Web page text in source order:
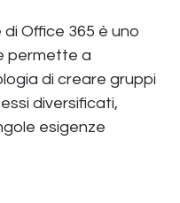
Office 365 è uno
permette a
di creare gruppi
diversificati,
esigenze